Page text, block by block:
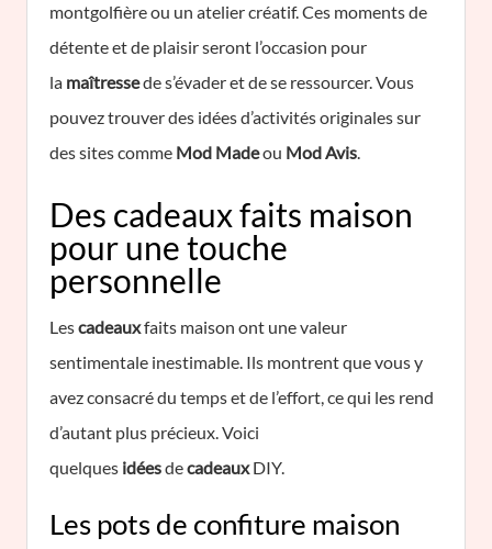
montgolfière ou un atelier créatif. Ces moments de
détente et de plaisir seront l’occasion pour
la maîtressede s’évader et de se ressourcer. Vous
pouvez trouver des idées d’activités originales sur
des sites comme Mod Madeou Mod Avis.
Des cadeaux faits maison
pour une touche
personnelle
Lescadeauxfaits maison ont une valeur
sentimentale inestimable. Ils montrent que vous y
avez consacré du temps et de l’effort, ce qui les rend
d’autant plus précieux. Voici
quelques idéesdecadeauxDIY.
Les pots de confiture maison